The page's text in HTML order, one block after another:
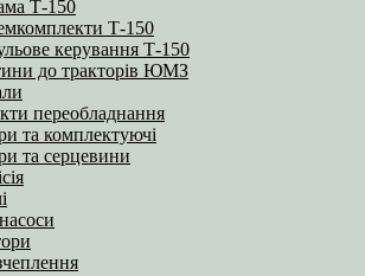
Т-150
Т-150
керування Т-150
до тракторів ЮМЗ
переобладнання
та комплектуючі
та серцевини